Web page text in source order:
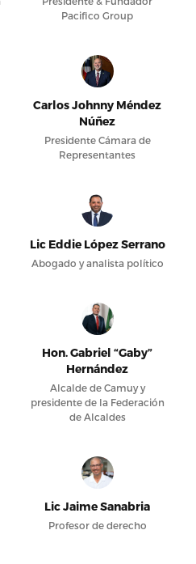
Pacifico Group
Carlos Johnny Méndez
Núñez
Presidente Cámara de
Representantes
Lic Eddie López Serrano
Abogado y analista político
Hon. Gabriel “Gaby”
Hernández
Alcalde de Camuy y
presidente de la Federación
de Alcaldes
Lic Jaime Sanabria
Profesor de derecho